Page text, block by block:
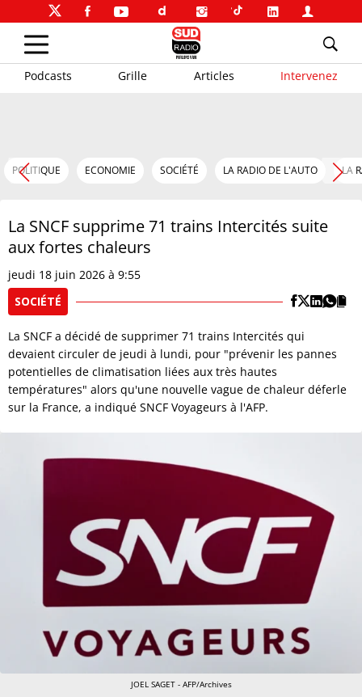
Podcasts Grille Articles Intervenez
POLITIQUE ECONOMIE SOCIÉTÉ LA RADIO DE L'AUTO LA
La SNCF supprime 71 trains Intercités suite
aux fortes chaleurs
jeudi 18 juin 2026 à 9:55
SOCIÉTÉ
La SNCF a décidé de supprimer 71 trains Intercités qui
devaient circuler de jeudi à lundi, pour "prévenir les pannes
potentielles de climatisation liées aux très hautes
températures" alors qu'une nouvelle vague de chaleur déferle
sur la France, a indiqué SNCF Voyageurs à l'AFP.
JOEL SAGET - AFP/Archives